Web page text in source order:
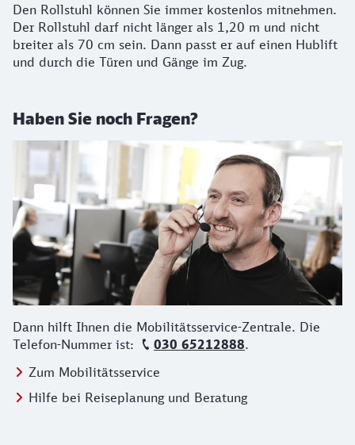
Den Rollstuhl können Sie immer kostenlos mitnehmen.
Der Rollstuhl darf nicht länger als 1,20 m und nicht
breiter als 70 cm sein. Dann passt er auf einen Hublift
und durch die Türen und Gänge im Zug.
Haben Sie noch Fragen?
Dann hilft Ihnen die Mobilitätsservice-Zentrale. Die
Telefon-Nummer ist:
030 65212888.
Zum Mobilitätsservice
Hilfe bei Reiseplanung und Beratung